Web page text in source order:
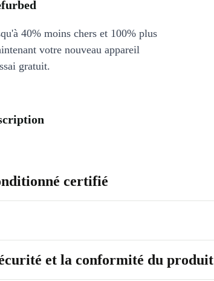
40% moins chers et 100% plus
votre nouveau appareil
gratuit.
certifié
et la conformité du produit